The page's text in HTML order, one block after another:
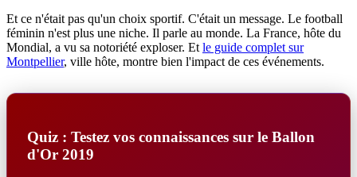
Et ce n'était pas qu'un choix sportif. C'était un message. Le football
féminin n'est plus une niche. Il parle au monde. La France, hôte du
Mondial, a vu sa notoriété exploser. Et le guide complet sur
Montpellier, ville hôte, montre bien l'impact de ces événements.
Quiz : Testez vos connaissances sur le Ballon
d'Or 2019